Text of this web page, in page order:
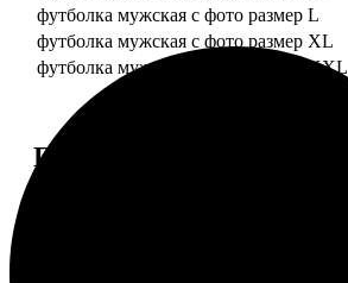
футболка мужская с фото размер L
футболка мужская с фото размер XL
футболка мужская с фото размер XXL
Примеры работ